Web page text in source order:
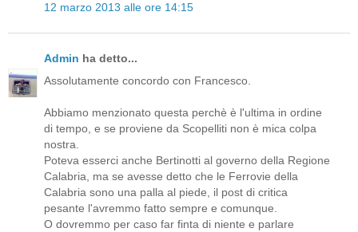
12 marzo 2013 alle ore 14:15
Admin ha detto...
Assolutamente concordo con Francesco.
Abbiamo menzionato questa perchè è l'ultima in ordine
di tempo, e se proviene da Scopelliti non è mica colpa
nostra.
Poteva esserci anche Bertinotti al governo della Regione
Calabria, ma se avesse detto che le Ferrovie della
Calabria sono una palla al piede, il post di critica
pesante l'avremmo fatto sempre e comunque.
O dovremmo per caso far finta di niente e parlare